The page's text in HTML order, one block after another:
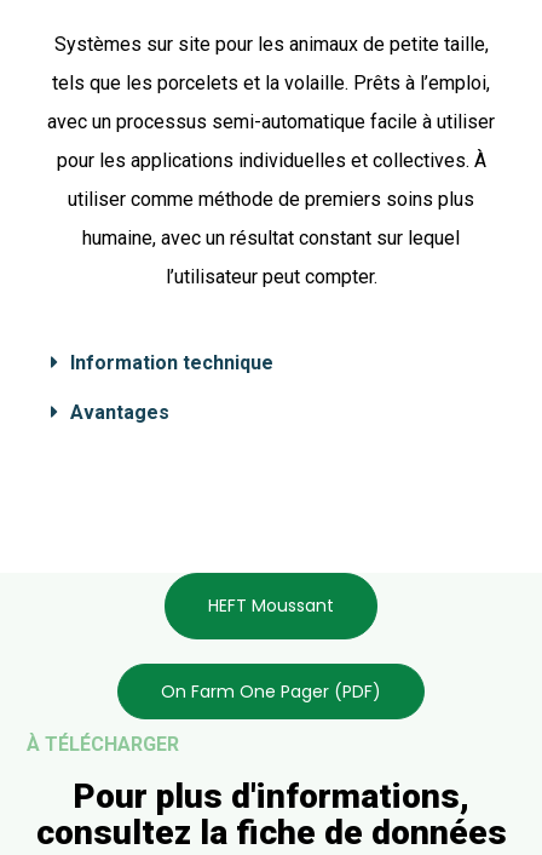
Systèmes sur site pour les animaux de petite taille,
tels que les porcelets et la volaille. Prêts à l’emploi,
avec un processus semi-automatique facile à utiliser
pour les applications individuelles et collectives. À
utiliser comme méthode de premiers soins plus
humaine, avec un résultat constant sur lequel
l’utilisateur peut compter.
Information technique
Avantages
À TÉLÉCHARGER
Pour plus d'informations,
consultez la fiche de données
HEFT Moussant
On Farm One Pager (PDF)